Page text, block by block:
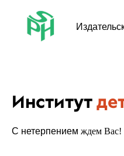
Институт
С нетерпением ждем Вас!